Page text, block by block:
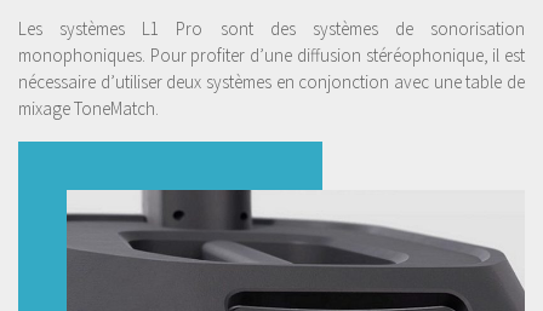
Les systèmes L1 Pro sont des systèmes de sonorisation
monophoniques. Pour profiter d’une diffusion stéréophonique, il est
nécessaire d’utiliser deux systèmes en conjonction avec une table de
mixage ToneMatch.